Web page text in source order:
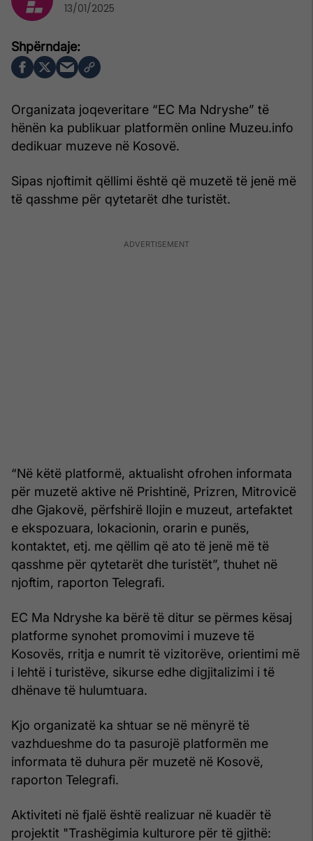
Organizata joqeveritare “EC Ma Ndryshe” të
hënën ka publikuar platformën online Muzeu.info
dedikuar muzeve në Kosovë.
Sipas njoftimit qëllimi është që muzetë të jenë më
të qasshme për qytetarët dhe turistët.
“Në këtë platformë, aktualisht ofrohen informata
për muzetë aktive në Prishtinë, Prizren, Mitrovicë
dhe Gjakovë, përfshirë llojin e muzeut, artefaktet
e ekspozuara, lokacionin, orarin e punës,
kontaktet, etj. me qëllim që ato të jenë më të
qasshme për qytetarët dhe turistët”, thuhet në
njoftim, raporton Telegrafi.
EC Ma Ndryshe ka bërë të ditur se përmes kësaj
platforme synohet promovimi i muzeve të
Kosovës, rritja e numrit të vizitorëve, orientimi më
i lehtë i turistëve, sikurse edhe digjitalizimi i të
dhënave të hulumtuara.
Kjo organizatë ka shtuar se në mënyrë të
vazhdueshme do ta pasurojë platformën me
informata të duhura për muzetë në Kosovë,
raporton Telegrafi.
Aktiviteti në fjalë është realizuar në kuadër të
projektit "Trashëgimia kulturore për të gjithë:
13/01/2025